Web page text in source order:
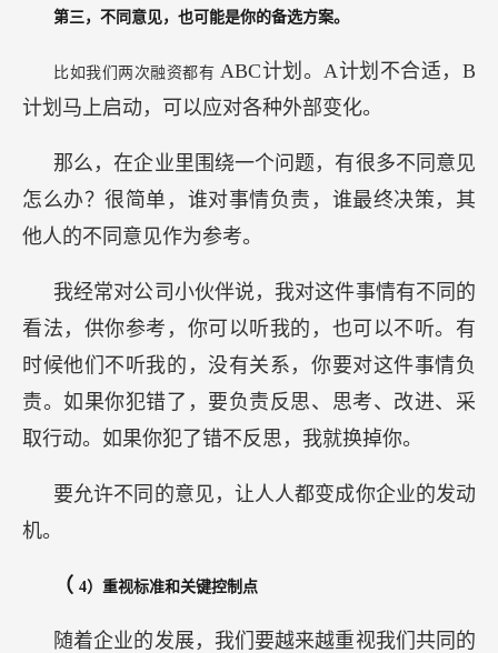
第三，不同意见，也可能是你的备选方案。
比如我们两次融资都有 ABC计划。A计划不合适，B
计划马上启动，可以应对各种外部变化。
那么，在企业里围绕一个问题，有很多不同意见
怎么办？很简单，谁对事情负责，谁最终决策，其
他人的不同意见作为参考。
我经常对公司小伙伴说，我对这件事情有不同的
看法，供你参考，你可以听我的，也可以不听。有
时候他们不听我的，没有关系，你要对这件事情负
责。如果你犯错了，要负责反思、思考、改进、采
取行动。如果你犯了错不反思，我就换掉你。
要允许不同的意见，让人人都变成你企业的发动
机。
（ 4）重视标准和关键控制点
随着企业的发展，我们要越来越重视我们共同的